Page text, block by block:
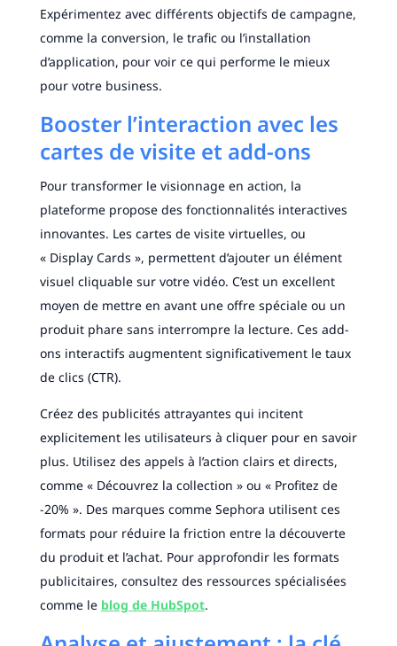
Expérimentez avec différents objectifs de campagne,
comme la conversion, le trafic ou l’installation
d’application, pour voir ce qui performe le mieux
pour votre business.
Booster l’interaction avec les
cartes de visite et add-ons
Pour transformer le visionnage en action, la
plateforme propose des fonctionnalités interactives
innovantes. Les cartes de visite virtuelles, ou
« Display Cards », permettent d’ajouter un élément
visuel cliquable sur votre vidéo. C’est un excellent
moyen de mettre en avant une offre spéciale ou un
produit phare sans interrompre la lecture. Ces add-
ons interactifs augmentent significativement le taux
de clics (CTR).
Créez des publicités attrayantes qui incitent
explicitement les utilisateurs à cliquer pour en savoir
plus. Utilisez des appels à l’action clairs et directs,
comme « Découvrez la collection » ou « Profitez de
-20% ». Des marques comme Sephora utilisent ces
formats pour réduire la friction entre la découverte
du produit et l’achat. Pour approfondir les formats
publicitaires, consultez des ressources spécialisées
comme le blog de HubSpot.